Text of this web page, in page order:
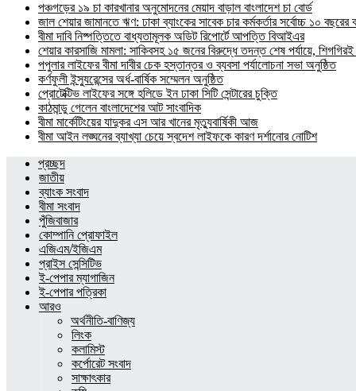
পঞ্চগড়ের ১৯ চা কারখানার অনুমোদনের মেয়াদ বাড়াল বাংলাদেশ চা বোর্ড
জাল শেয়ার জামানতে ঋণ: ঢাকা ব্যাংকের সাবেক চার কর্মকর্তার সর্বোচ্চ ১০ বছরের
বীমা দাবি নিষ্পত্তিতে বাধ্যতামূলক অডিট রিপোর্টে আপত্তি বিআইএর
শেয়ার কারসাজি মামলা: সাকিবসহ ১৫ জনের বিরুদ্ধে তদন্ত শেষ পর্যায়ে, শিগগিরই
পপুলার লাইফের বীমা দাবীর চেক হস্তান্তর ও ব্যবসা পর্যালোচনা সভা অনুষ্ঠিত
কর্ণফুলী ইন্স্যুরেন্সের অর্ধ-বার্ষিক সম্মেলন অনুষ্ঠিত
প্রোটেক্টিভ লাইফের সঙ্গে হলিডে ইন ঢাকা সিটি সেন্টারের চুক্তি
কাঠমান্ডু গেলেন বাংলাদেশের আট সাংবাদিক
বীমা মার্কেটিংয়ের যাদুকর এস আর খানের মৃত্যুবার্ষিকী আজ
বীমা আইন লঙ্ঘনের ব্যাখ্যা চেয়ে স্বদেশ লাইফকে কারণ দর্শানোর নোটিশ
প্রচ্ছদ
জাতীয়
ব্যাংক সংবাদ
বীমা সংবাদ
পুঁজিবাজার
কোম্পানি প্রোফাইল
এজিএম/ইজিএম
প্রাইস সেন্সিটিভ
ই-পেপার ম্যাগাজিন
ই-পেপার পত্রিকা
আরও
অর্থনীতি-বাণিজ্য
লিংক
কলামিস্ট
কর্পোরেট সংবাদ
সাক্ষাৎকার